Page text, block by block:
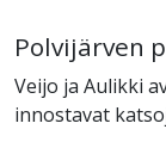
Polvijärven
Veijo ja Aulikki
innostavat